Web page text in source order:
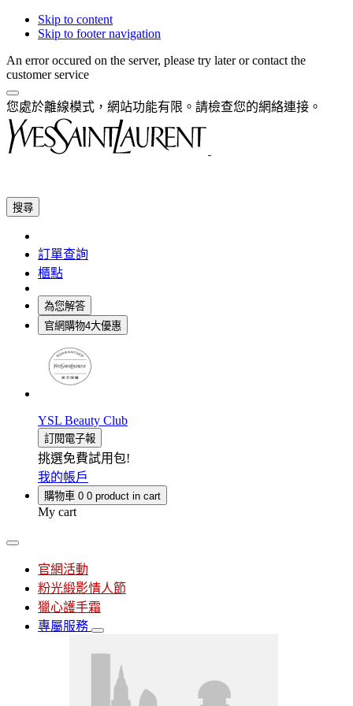
Skip to content
Skip to footer navigation
An error occured on the server, please try later or contact the
customer service
您處於離線模式，網站功能有限。請檢查您的網絡連接。
搜尋
訂單查詢
櫃點
為您解答
官網購物4大優惠
YSL Beauty Club
訂閱電子報
挑選免費試用包!
我的帳戶
購物車 0 0 product in cart
My cart
官網活動
粉光緞影情人節
獵心護手霜
專屬服務